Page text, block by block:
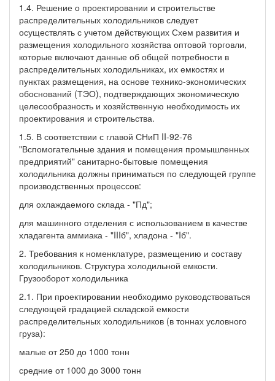
1.4. Решение о проектировании и строительстве
распределительных холодильников следует
осуществлять с учетом действующих Схем развития и
размещения холодильного хозяйства оптовой торговли,
которые включают данные об общей потребности в
распределительных холодильниках, их емкостях и
пунктах размещения, на основе технико-экономических
обоснований (ТЭО), подтверждающих экономическую
целесообразность и хозяйственную необходимость их
проектирования и строительства.
1.5. В соответствии с главой СНиП II-92-76
"Вспомогательные здания и помещения промышленных
предприятий" санитарно-бытовые помещения
холодильника должны приниматься по следующей группе
производственных процессов:
для охлаждаемого склада - "Пд";
для машинного отделения с использованием в качестве
хладагента аммиака - "IIIб", хладона - "Iб".
2. Требования к номенклатуре, размещению и составу
холодильников. Структура холодильной емкости.
Грузооборот холодильника
2.1. При проектировании необходимо руководствоваться
следующей градацией складской емкости
распределительных холодильников (в тоннах условного
груза):
малые от 250 до 1000 тонн
средние от 1000 до 3000 тонн